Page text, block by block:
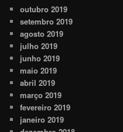
outubro 2019
setembro 2019
agosto 2019
julho 2019
junho 2019
maio 2019
abril 2019
março 2019
fevereiro 2019
janeiro 2019